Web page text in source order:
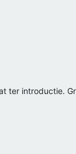
ter introductie.